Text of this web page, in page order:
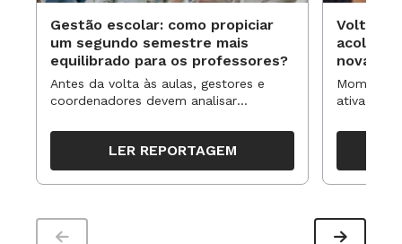
Gestão escolar: como propiciar
um segundo semestre mais
equilibrado para os professores?
Antes da volta às aulas, gestores e
coordenadores devem analisar
organizar ações para orientar o
trabalho pedagógico ao longo do
período
LER REPORTAGEM
Volta às
novas
ativa
propostas